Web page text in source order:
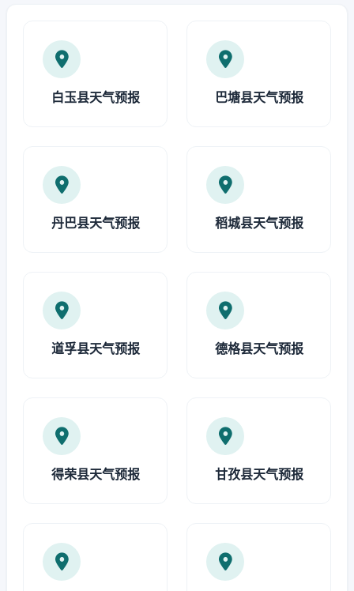
白玉县天气预报 巴塘县天气预报
丹巴县天气预报 稻城县天气预报
道孚县天气预报 德格县天气预报
得荣县天气预报 甘孜县天气预报